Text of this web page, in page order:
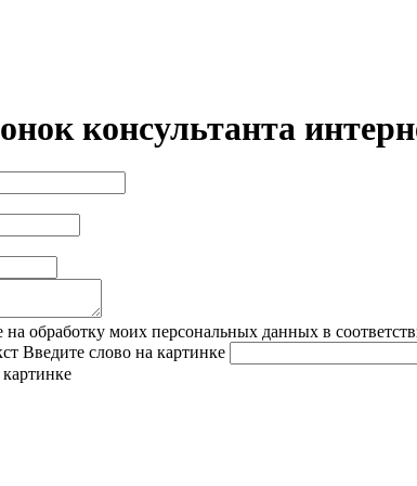
консультанта
на обработку моих персональных данных в
Введите слово на картинке